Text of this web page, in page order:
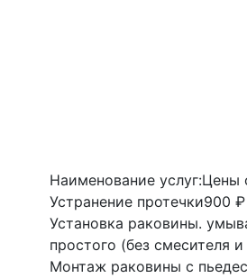
Наименование услуг:Цены
Устранение протечки900 ₽
Установка раковины.
простого (без смесителя
Монтаж раковины с